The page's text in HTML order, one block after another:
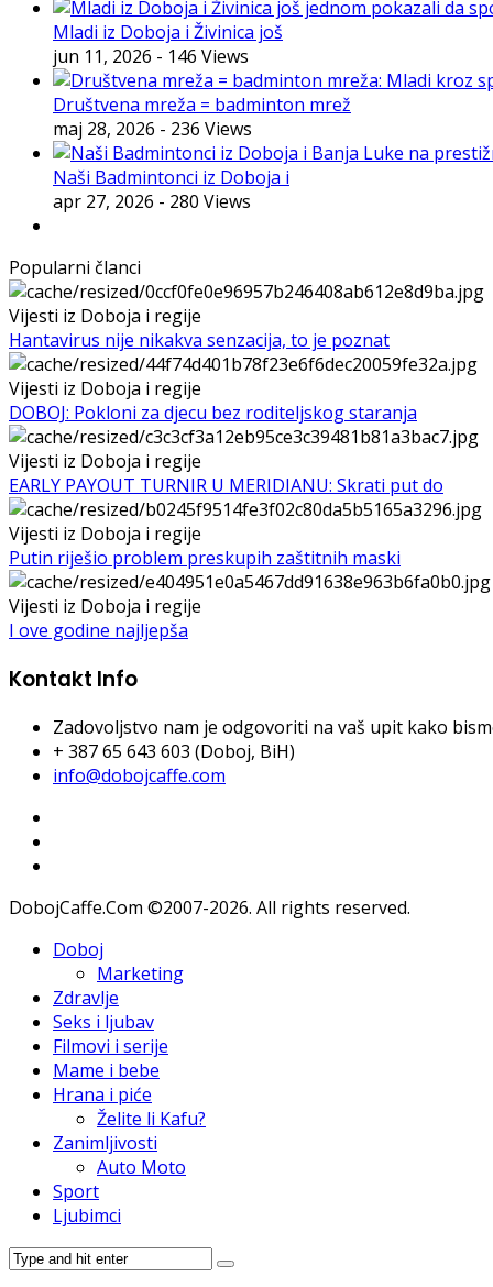
Mladi iz Doboja i Živinica još
jun 11, 2026 - 146 Views
Društvena mreža = badminton mrež
maj 28, 2026 - 236 Views
Naši Badmintonci iz Doboja i
apr 27, 2026 - 280 Views
Popularni članci
Vijesti iz Doboja i regije
Hantavirus nije nikakva senzacija, to je poznat
Vijesti iz Doboja i regije
DOBOJ: Pokloni za djecu bez roditeljskog staranja
Vijesti iz Doboja i regije
EARLY PAYOUT TURNIR U MERIDIANU: Skrati put do
Vijesti iz Doboja i regije
Putin riješio problem preskupih zaštitnih maski
Vijesti iz Doboja i regije
I ove godine najljepša
Kontakt Info
Zadovoljstvo nam je odgovoriti na vaš upit kako
+ 387 65 643 603 (Doboj, BiH)
info@dobojcaffe.com
DobojCaffe.Com ©2007-2026. All rights reserved.
Doboj
Marketing
Zdravlje
Seks i ljubav
Filmovi i serije
Mame i bebe
Hrana i piće
Želite li Kafu?
Zanimljivosti
Auto Moto
Sport
Ljubimci